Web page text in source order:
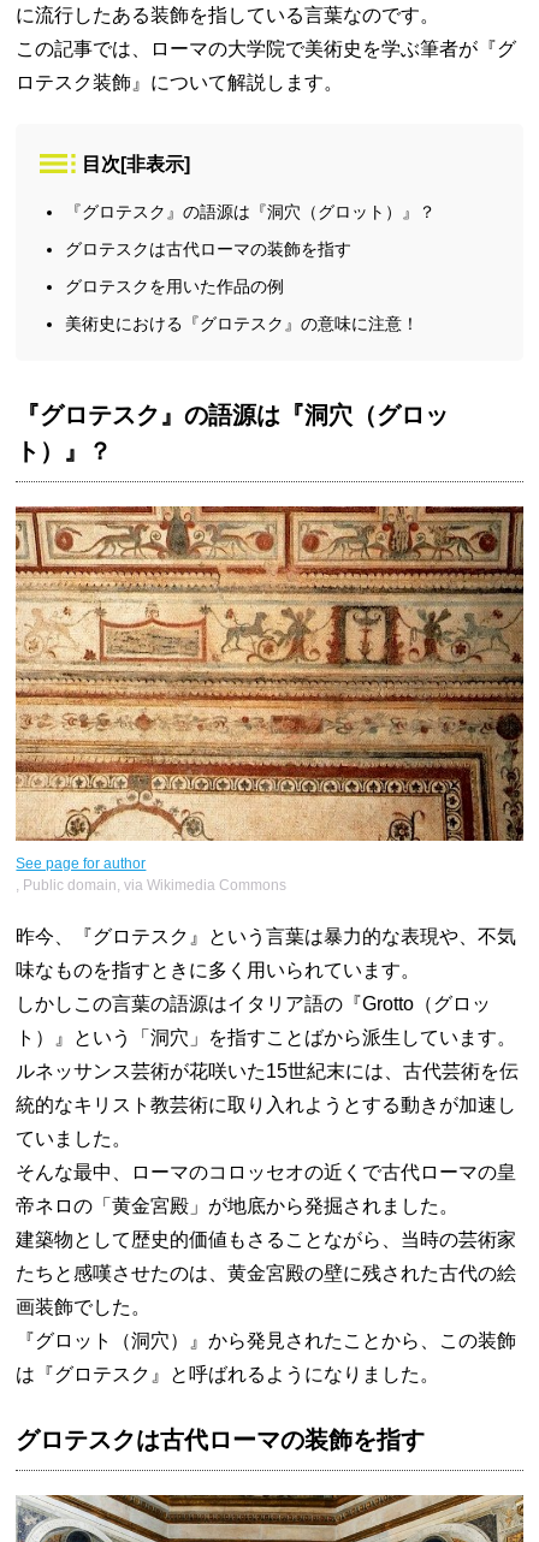
に流行したある装飾を指している言葉なのです。
この記事では、ローマの大学院で美術史を学ぶ筆者が『グ
ロテスク装飾』について解説します。
目次 [非表示]
『グロテスク』の語源は『洞穴（グロット）』？
グロテスクは古代ローマの装飾を指す
グロテスクを用いた作品の例
美術史における『グロテスク』の意味に注意！
『グロテスク』の語源は『洞穴（グロッ
ト）』？
See page for author
, Public domain, via Wikimedia Commons
昨今、『グロテスク』という言葉は暴力的な表現や、不気
味なものを指すときに多く用いられています。
しかしこの言葉の語源はイタリア語の『Grotto（グロッ
ト）』という「洞穴」を指すことばから派生しています。
ルネッサンス芸術が花咲いた15世紀末には、古代芸術を伝
統的なキリスト教芸術に取り入れようとする動きが加速し
ていました。
そんな最中、ローマのコロッセオの近くで古代ローマの皇
帝ネロの「黄金宮殿」が地底から発掘されました。
建築物として歴史的価値もさることながら、当時の芸術家
たちと感嘆させたのは、黄金宮殿の壁に残された古代の絵
画装飾でした。
『グロット（洞穴）』から発見されたことから、この装飾
は『グロテスク』と呼ばれるようになりました。
グロテスクは古代ローマの装飾を指す